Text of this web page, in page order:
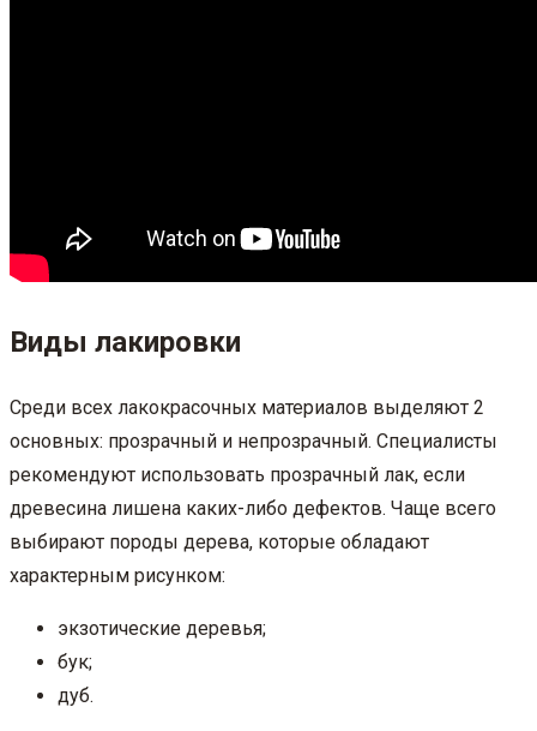
Виды лакировки
Среди всех лакокрасочных материалов выделяют 2
основных: прозрачный и непрозрачный. Специалисты
рекомендуют использовать прозрачный лак, если
древесина лишена каких-либо дефектов. Чаще всего
выбирают породы дерева, которые обладают
характерным рисунком:
экзотические деревья;
бук;
дуб.